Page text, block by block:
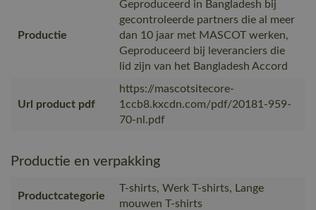
Productie
Geproduceerd in Bangladesh bij
gecontroleerde partners die al meer
dan 10 jaar met MASCOT werken,
Geproduceerd bij leveranciers die
lid zijn van het Bangladesh Accord
Url product pdf
https://mascotsitecore-
1ccb8.kxcdn.com/pdf/20181-959-
70-nl.pdf
Productie en verpakking
Productcategorie
T-shirts, Werk T-shirts, Lange
mouwen T-shirts